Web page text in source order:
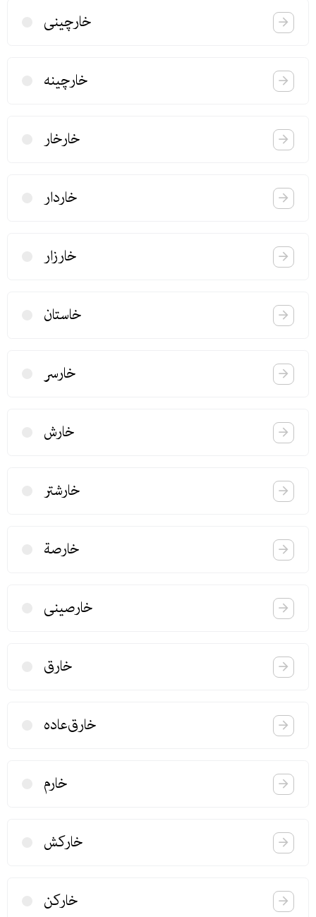
خارچینی
خارچینه
خارخار
خاردار
خارزار
خاستان
خارسر
خارش
خارشتر
خارصة
خارصینی
خارق
خارق‌عاده
خارم
خاركش
خاركن